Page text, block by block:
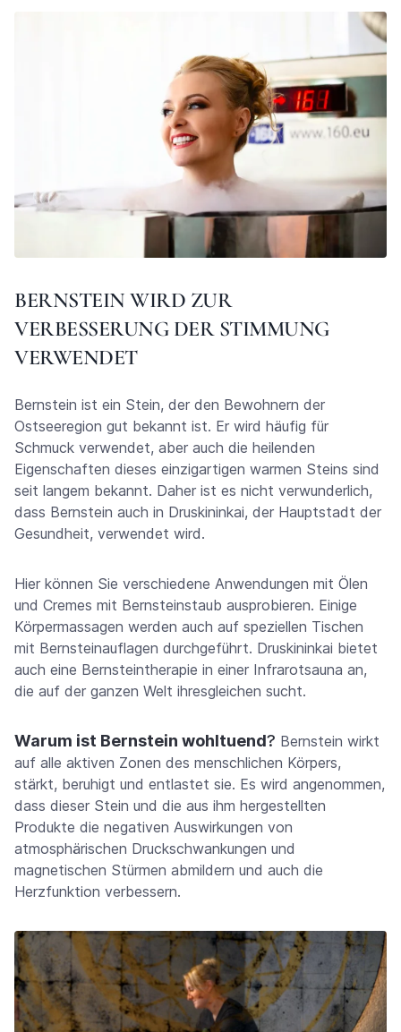
BERNSTEIN WIRD ZUR
VERBESSERUNG DER STIMMUNG
VERWENDET
Bernstein ist ein Stein, der den Bewohnern der
Ostseeregion gut bekannt ist. Er wird häufig für
Schmuck verwendet, aber auch die heilenden
Eigenschaften dieses einzigartigen warmen Steins sind
seit langem bekannt. Daher ist es nicht verwunderlich,
dass Bernstein auch in Druskininkai, der Hauptstadt der
Gesundheit, verwendet wird.
Hier können Sie verschiedene Anwendungen mit Ölen
und Cremes mit Bernsteinstaub ausprobieren. Einige
Körpermassagen werden auch auf speziellen Tischen
mit Bernsteinauflagen durchgeführt. Druskininkai bietet
auch eine Bernsteintherapie in einer Infrarotsauna an,
die auf der ganzen Welt ihresgleichen sucht.
Warum ist Bernstein wohltuend? Bernstein wirkt
auf alle aktiven Zonen des menschlichen Körpers,
stärkt, beruhigt und entlastet sie. Es wird angenommen,
dass dieser Stein und die aus ihm hergestellten
Produkte die negativen Auswirkungen von
atmosphärischen Druckschwankungen und
magnetischen Stürmen abmildern und auch die
Herzfunktion verbessern.